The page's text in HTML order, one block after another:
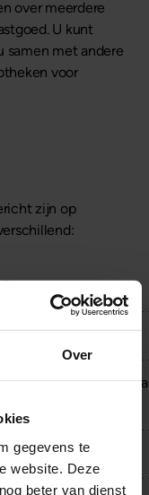
Over
gegevens te
website. Deze
beter van dienst
over meerdere
U kunt
samen met andere
voor
zijn op
Sparen
Laag
Beperkt en
Hoog